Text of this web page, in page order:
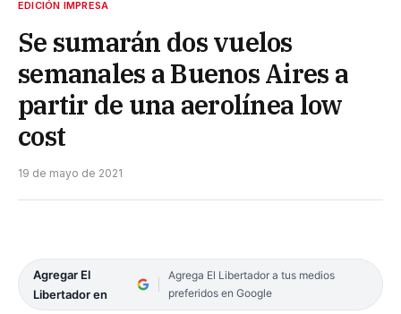
EDICIÓN IMPRESA
Se sumarán dos vuelos
semanales a Buenos Aires a
partir de una aerolínea low
cost
19 de mayo de 2021
Agregar El
Libertador en
Agrega El Libertador a tus medios
preferidos en Google